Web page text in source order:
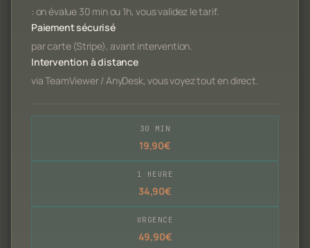
: on évalue 30 min ou 1h, vous validez le tarif.
Paiement sécurisé
par carte (Stripe), avant intervention.
Intervention à distance
via TeamViewer / AnyDesk, vous voyez tout en direct.
30 MIN
19,90€
1 HEURE
34,90€
URGENCE
49,90€